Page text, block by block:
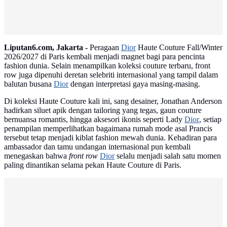
Liputan6.com, Jakarta - Peragaan DiorHaute Couture Fall/Winter
2026/2027 di Paris kembali menjadi magnet bagi para pencinta
fashion dunia. Selain menampilkan koleksi couture terbaru, front
row juga dipenuhi deretan selebriti internasional yang tampil dalam
balutan busana Diordengan interpretasi gaya masing-masing.
Di koleksi Haute Couture kali ini, sang desainer, Jonathan Anderson
hadirkan siluet apik dengan tailoring yang tegas, gaun couture
bernuansa romantis, hingga aksesori ikonis seperti Lady Dior, setiap
penampilan memperlihatkan bagaimana rumah mode asal Prancis
tersebut tetap menjadi kiblat fashion mewah dunia. Kehadiran para
ambassador dan tamu undangan internasional pun kembali
menegaskan bahwa front row Diorselalu menjadi salah satu momen
paling dinantikan selama pekan Haute Couture di Paris.